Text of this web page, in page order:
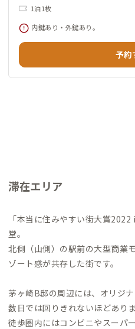
1泊1枚
内鍵あり・外鍵あり。
予約
滞在エリア
「本当に住みやすい街大賞
堂。
北側（山側）の駅前の大型商業
ゾート感が共存した街です。
茅ヶ崎B邸の周辺には、オリジ
数日では回りきれないほどありま
徒歩圏内にはコンビニやスーパ